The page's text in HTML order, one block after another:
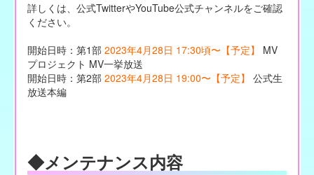
詳しくは、公式TwitterやYouTube公式チャンネルをご確認
ください。
開始日時：第1部 2023年4月28日 17:30頃〜【予定】
MV
プロジェクト MV一挙放送
開始日時：第2部 2023年4月28日 19:00〜【予定】 公式生
放送本編
◆メンテナンス内容